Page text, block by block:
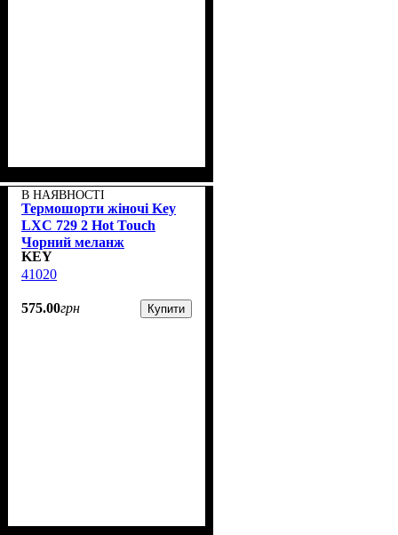
В НАЯВНОСТІ
Термошорти жіночі Key
LXС 729 2 Hot Touch
Чорний меланж
KEY
41020
575.00грн Купити